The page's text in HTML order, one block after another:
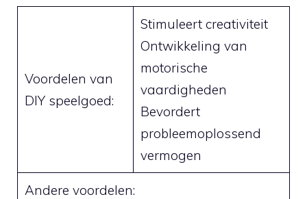
Voordelen van‍
DIY speelgoed:
Stimuleert creativiteit
Ontwikkeling van
motorische ​
vaardigheden
Bevordert
probleemoplossend
⁣vermogen
Andere ⁤voordelen: